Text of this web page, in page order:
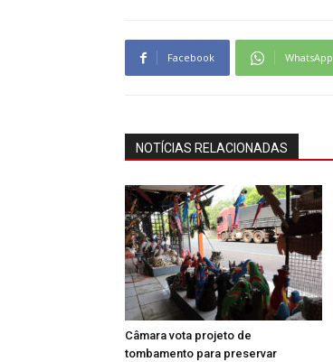
Facebook WhatsApp
NOTÍCIAS RELACIONADAS
Câmara vota projeto de
tombamento para preservar